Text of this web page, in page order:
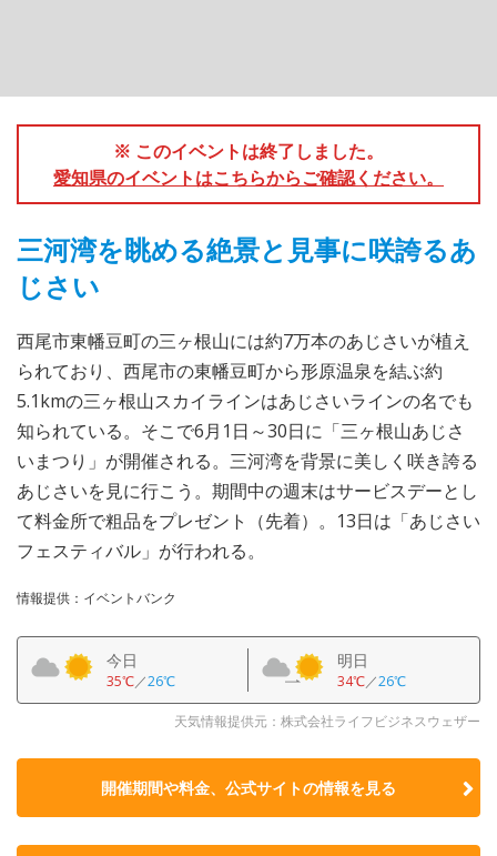
※ このイベントは終了しました。
愛知県のイベントはこちらからご確認ください。
三河湾を眺める絶景と見事に咲誇るあ
じさい
西尾市東幡豆町の三ヶ根山には約7万本のあじさいが植え
られており、西尾市の東幡豆町から形原温泉を結ぶ約
5.1kmの三ヶ根山スカイラインはあじさいラインの名でも
知られている。そこで6月1日～30日に「三ヶ根山あじさ
いまつり」が開催される。三河湾を背景に美しく咲き誇る
あじさいを見に行こう。期間中の週末はサービスデーとし
て料金所で粗品をプレゼント（先着）。13日は「あじさい
フェスティバル」が行われる。
情報提供：イベントバンク
今日
35℃／26℃
明日
34℃／26℃
天気情報提供元：株式会社ライフビジネスウェザー
開催期間や料金、公式サイトの情報を見る